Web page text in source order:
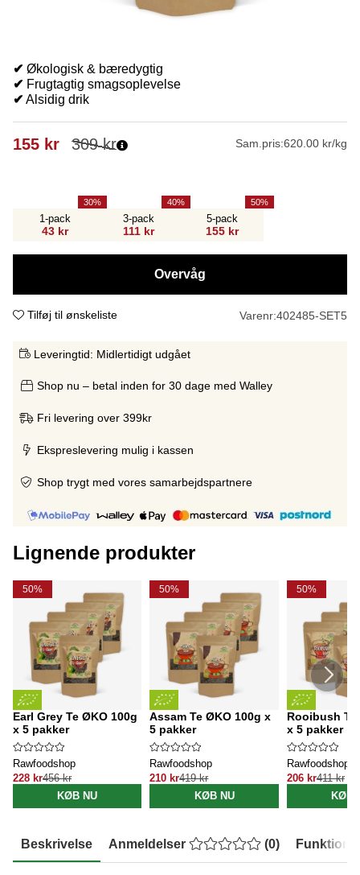
✔ Økologisk & bæredygtig
✔ Frugtagtig smagsoplevelse
✔ Alsidig drik
309kr
155 kr Sam.pris:620.00 kr/kg
1-pack
43 kr
30
3-pack
111 kr
40
5-pack
155 kr
50
Overvåg
Tilføj til ønskeliste Varenr:402485-SET5
Leveringtid: Midlertidigt udgået
Shop nu – betal inden for 30 dage med Walley
Fri levering over 399kr
Ekspreslevering mulig i kassen
Shop trygt med vores samarbejdspartnere
Lignende produkter
50%
Earl Grey Te ØKO 100g
x 5 pakker
Rawfoodshop
228 kr456 kr
KØB NU
50%
Assam Te ØKO 100g x
5 pakker
Rawfoodshop
210 kr419 kr
KØB NU
50%
Rooibush
x 5 pakker
Rawfoodshop
206 kr411 kr
KØB
Beskrivelse Anmeldelser (0)